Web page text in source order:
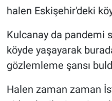
halen Eskişehir'deki
Kulcanay da pandemi
köyde yaşayarak
gözlemleme şansı
Halen zaman zaman